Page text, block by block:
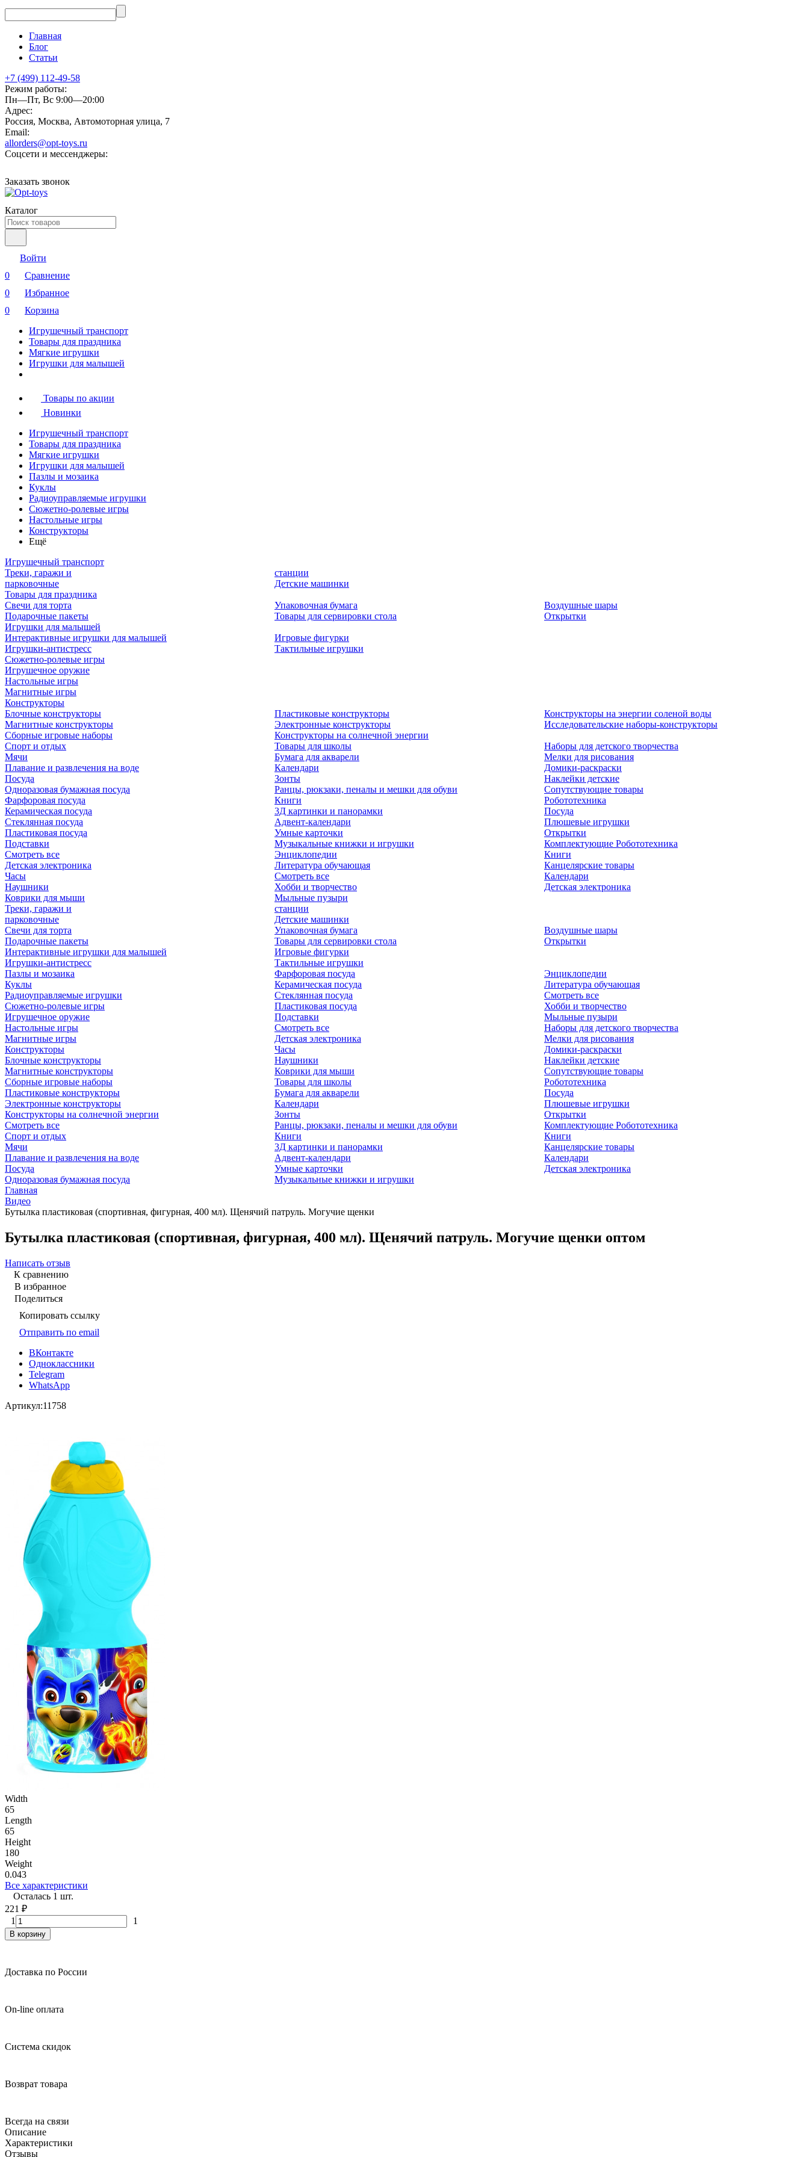
Главная
Блог
Статьи
+7 (499) 112-49-58
Режим работы:
Пн—Пт, Вс 9:00—20:00
Адрес:
Россия, Москва, Автомоторная улица, 7
Email:
allorders@opt-toys.ru
Соцсети и мессенджеры:
Заказать звонок
Каталог
Войти
0
Сравнение
0
Избранное
0
Корзина
Игрушечный транспорт
Товары для праздника
Мягкие игрушки
Игрушки для малышей
Товары по акции
Новинки
Игрушечный транспорт
Товары для праздника
Мягкие игрушки
Игрушки для малышей
Пазлы и мозаика
Куклы
Радиоуправляемые игрушки
Сюжетно-ролевые игры
Настольные игры
Конструкторы
Ещё
Игрушечный транспорт
Треки, гаражи и
парковочные
станции
Детские машинки
Товары для праздника
Свечи для торта
Подарочные пакеты
Упаковочная бумага
Товары для сервировки стола
Воздушные шары
Открытки
Игрушки для малышей
Интерактивные игрушки для малышей
Игрушки-антистресс
Игровые фигурки
Тактильные игрушки
Сюжетно-ролевые игры
Игрушечное оружие
Настольные игры
Магнитные игры
Конструкторы
Блочные конструкторы
Магнитные конструкторы
Сборные игровые наборы
Пластиковые конструкторы
Электронные конструкторы
Конструкторы на солнечной энергии
Конструкторы на энергии соленой воды
Исследовательские наборы-конструкторы
Спорт и отдых
Мячи
Плавание и развлечения на воде
Посуда
Одноразовая бумажная посуда
Фарфоровая посуда
Керамическая посуда
Стеклянная посуда
Пластиковая посуда
Подставки
Смотреть все
Детская электроника
Часы
Наушники
Коврики для мыши
Товары для школы
Бумага для акварели
Календари
Зонты
Ранцы, рюкзаки, пеналы и мешки для обуви
Книги
3Д картинки и панорамки
Адвент-календари
Умные карточки
Музыкальные книжки и игрушки
Энциклопедии
Литература обучающая
Смотреть все
Хобби и творчество
Мыльные пузыри
Наборы для детского творчества
Мелки для рисования
Домики-раскраски
Наклейки детские
Сопутствующие товары
Робототехника
Посуда
Плюшевые игрушки
Открытки
Комплектующие Робототехника
Книги
Канцелярские товары
Календари
Детская электроника
Треки, гаражи и
парковочные
станции
Детские машинки
Свечи для торта
Подарочные пакеты
Упаковочная бумага
Товары для сервировки стола
Воздушные шары
Открытки
Интерактивные игрушки для малышей
Игрушки-антистресс
Игровые фигурки
Тактильные игрушки
Пазлы и мозаика
Куклы
Радиоуправляемые игрушки
Сюжетно-ролевые игры
Игрушечное оружие
Настольные игры
Магнитные игры
Конструкторы
Блочные конструкторы
Магнитные конструкторы
Сборные игровые наборы
Пластиковые конструкторы
Электронные конструкторы
Конструкторы на солнечной энергии
Смотреть все
Спорт и отдых
Мячи
Плавание и развлечения на воде
Посуда
Одноразовая бумажная посуда
Фарфоровая посуда
Керамическая посуда
Стеклянная посуда
Пластиковая посуда
Подставки
Смотреть все
Детская электроника
Часы
Наушники
Коврики для мыши
Товары для школы
Бумага для акварели
Календари
Зонты
Ранцы, рюкзаки, пеналы и мешки для обуви
Книги
3Д картинки и панорамки
Адвент-календари
Умные карточки
Музыкальные книжки и игрушки
Энциклопедии
Литература обучающая
Смотреть все
Хобби и творчество
Мыльные пузыри
Наборы для детского творчества
Мелки для рисования
Домики-раскраски
Наклейки детские
Сопутствующие товары
Робототехника
Посуда
Плюшевые игрушки
Открытки
Комплектующие Робототехника
Книги
Канцелярские товары
Календари
Детская электроника
Главная
Видео
Бутылка пластиковая (спортивная, фигурная, 400 мл). Щенячий патруль. Могучие щенки
Бутылка пластиковая (спортивная, фигурная, 400 мл). Щенячий патруль. Могучие щенки оптом
Написать отзыв
К сравнению
В избранное
Поделиться
Копировать ссылку
Отправить по email
ВКонтакте
Одноклассники
Telegram
WhatsApp
Артикул:11758
Width
65
Length
65
Height
180
Weight
0.043
Все характеристики
Осталась 1 шт.
221 ₽
1
1
В корзину
Доставка по России
On-line оплата
Система скидок
Возврат товара
Всегда на связи
Описание
Характеристики
Отзывы